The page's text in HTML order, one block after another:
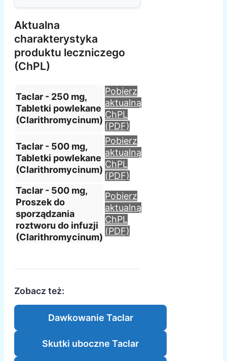
Aktualna
charakterystyka
produktu leczniczego
(ChPL)
Taclar - 250 mg,
Tabletki powlekane
(Clarithromycinum)
Pobierz
aktualną
ChPL
(PDF)
Taclar - 500 mg,
Tabletki powlekane
(Clarithromycinum)
Pobierz
aktualną
ChPL
(PDF)
Taclar - 500 mg,
Proszek do
sporządzania
roztworu do infuzji
(Clarithromycinum)
Pobierz
aktualną
ChPL
(PDF)
Zobacz też:
Dawkowanie Taclar
Skutki uboczne Taclar